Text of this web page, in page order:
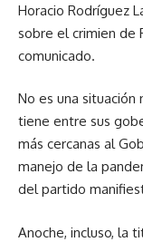
Horacio Rodríguez
sobre el crimien de
comunicado.
No es una situación
tiene entre sus
más cercanas al
manejo de la
del partido
Anoche, incluso, la